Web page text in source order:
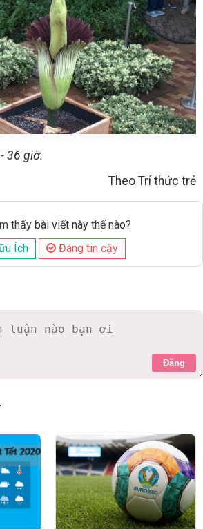
36 giờ.
Theo Trí thức trẻ
thấy bài viết này thế nào?
Ích
Đáng tin cậy
Đăng